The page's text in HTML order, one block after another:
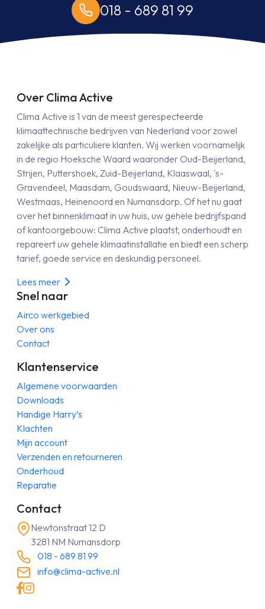
018 - 689 81 99
Over Clima Active
Clima Active is 1 van de meest gerespecteerde
klimaattechnische bedrijven van Nederland voor zowel
zakelijke als particuliere klanten. Wij werken voornamelijk
in de regio Hoeksche Waard waaronder Oud-Beijerland,
Strijen, Puttershoek, Zuid-Beijerland, Klaaswaal, 's-
Gravendeel, Maasdam, Goudswaard, Nieuw-Beijerland,
Westmaas, Heinenoord en Numansdorp. Of het nu gaat
over het binnenklimaat in uw huis, uw gehele bedrijfspand
of kantoorgebouw: Clima Active plaatst, onderhoudt en
repareert uw gehele klimaatinstallatie en biedt een scherp
tarief, goede service en deskundig personeel.
Lees meer
Snel naar
Airco werkgebied
Over ons
Contact
Klantenservice
Algemene voorwaarden
Downloads
Handige Harry’s
Klachten
Mijn account
Verzenden en retourneren
Onderhoud
Reparatie
Contact
Newtonstraat 12 D
3281 NM Numansdorp
018 - 689 81 99
info@clima-active.nl